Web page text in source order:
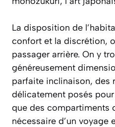
La disposition de
confort et la discrétion,
passager arrière. On y
généreusement
parfaite inclinaison, des
délicatement posés
que des compartiments
nécessaire d’un voyage